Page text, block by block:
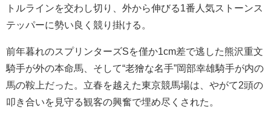
トルラインを交わし切り、外から伸びる1番人気ストーンス
テッパーに勢い良く競り掛ける。
前年暮れのスプリンターズSを僅か1cm差で逃した熊沢重文
騎手が外の本命馬、そして“老獪な名手”岡部幸雄騎手が内の
馬の鞍上だった。立春を越えた東京競馬場は、やがて2頭の
叩き合いを見守る観客の興奮で埋め尽くされた。